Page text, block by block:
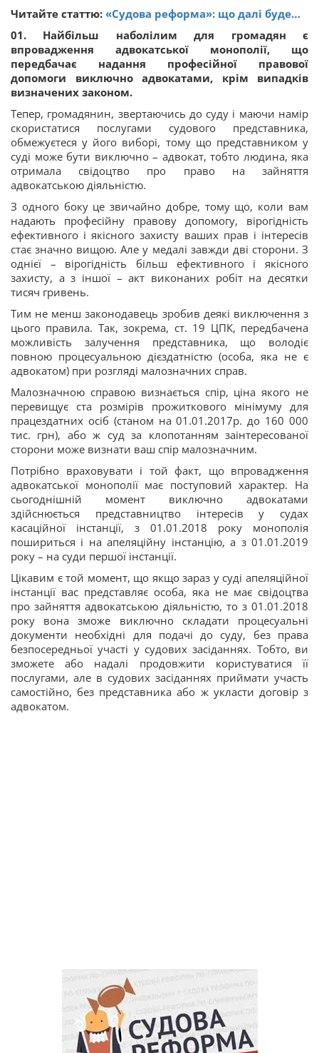
Читайте статтю: «Судова реформа»: що далі буде…
01. Найбільш наболілим для громадян є
впровадження адвокатської монополії, що
передбачає надання професійної правової
допомоги виключно адвокатами, крім випадків
визначених законом.
Тепер, громадянин, звертаючись до суду і маючи намір
скористатися послугами судового представника,
обмежуєтеся у його виборі, тому що представником у
суді може бути виключно – адвокат, тобто людина, яка
отримала свідоцтво про право на зайняття
адвокатською діяльністю.
З одного боку це звичайно добре, тому що, коли вам
надають професійну правову допомогу, вірогідність
ефективного і якісного захисту ваших прав і інтересів
стає значно вищою. Але у медалі завжди дві сторони. З
однієї – вірогідність більш ефективного і якісного
захисту, а з іншої – акт виконаних робіт на десятки
тисяч гривень.
Тим не менш законодавець зробив деякі виключення з
цього правила. Так, зокрема, ст. 19 ЦПК, передбачена
можливість залучення представника, що володіє
повною процесуальною дієздатністю (особа, яка не є
адвокатом) при розгляді малозначних справ.
Малозначною справою визнається спір, ціна якого не
перевищує ста розмірів прожиткового мінімуму для
працездатних осіб (станом на 01.01.2017р. до 160 000
тис. грн), або ж суд за клопотанням заінтересованої
сторони може визнати ваш спір малозначним.
Потрібно враховувати і той факт, що впровадження
адвокатської монополії має поступовий характер. На
сьогоднішній момент виключно адвокатами
здійснюється представництво інтересів у судах
касаційної інстанції, з 01.01.2018 року монополія
пошириться і на апеляційну інстанцію, а з 01.01.2019
року – на суди першої інстанції.
Цікавим є той момент, що якщо зараз у суді апеляційної
інстанції вас представляє особа, яка не має свідоцтва
про зайняття адвокатською діяльністю, то з 01.01.2018
року вона зможе виключно складати процесуальні
документи необхідні для подачі до суду, без права
безпосередньої участі у судових засіданнях. Тобто, ви
зможете або надалі продовжити користуватися її
послугами, але в судових засіданнях приймати участь
самостійно, без представника або ж укласти договір з
адвокатом.